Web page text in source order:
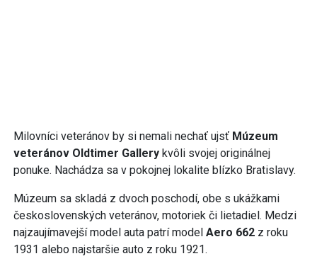
Milovníci veteránov by si nemali nechať ujsť Múzeum
veteránov Oldtimer Gallery kvôli svojej originálnej
ponuke. Nachádza sa v pokojnej lokalite blízko Bratislavy.
Múzeum sa skladá z dvoch poschodí, obe s ukážkami
československých veteránov, motoriek či lietadiel. Medzi
najzaujímavejší model auta patrí model Aero 662 z roku
1931 alebo najstaršie auto z roku 1921.